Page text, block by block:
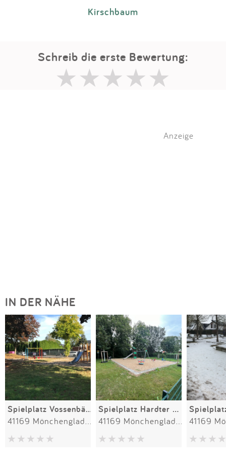
Kirschbaum
Schreib die erste Bewertung:
Anzeige
IN DER NÄHE
Spielplatz Vossenbäumchen Spielplatz Hardter Waldstraße